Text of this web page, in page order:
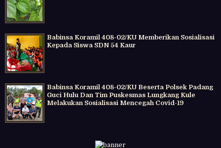
Babinsa Koramil 408-02/KU Memberikan Sosialisasi
Kepada Siswa SDN 54 Kaur
Babinsa Koramil 408-02/KU Beserta Polsek Padang
Guci Hulu Dan Tim Puskesmas Lungkang Kule
Melakukan Sosialisasi Mencegah Covid-19